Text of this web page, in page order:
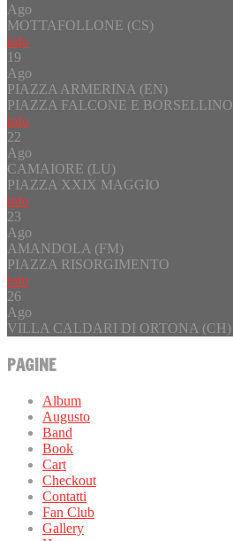
Ago
MOTTAFOLLONE (CS)
info
19
Ago
PIAZZA ARMERINA (EN)
PIAZZA FALCONE E BORSELLINO
info
22
Ago
CAMAIORE (LU)
PIAZZA XXIX MAGGIO
info
23
Ago
AMANDOLA (FM)
PIAZZA RISORGIMENTO
info
26
Ago
VILLA CALDARI DI ORTONA (CH)
PAGINE
Album
Augusto
Band
Book
Cart
Checkout
Contatti
Fan Club
Gallery